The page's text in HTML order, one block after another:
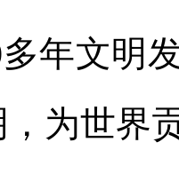
多年文明
为世界